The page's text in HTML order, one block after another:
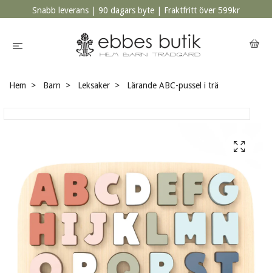
Snabb leverans | 90 dagars byte | Fraktfritt över 599kr
Hem Barn Leksaker Lärande ABC-pussel i trä